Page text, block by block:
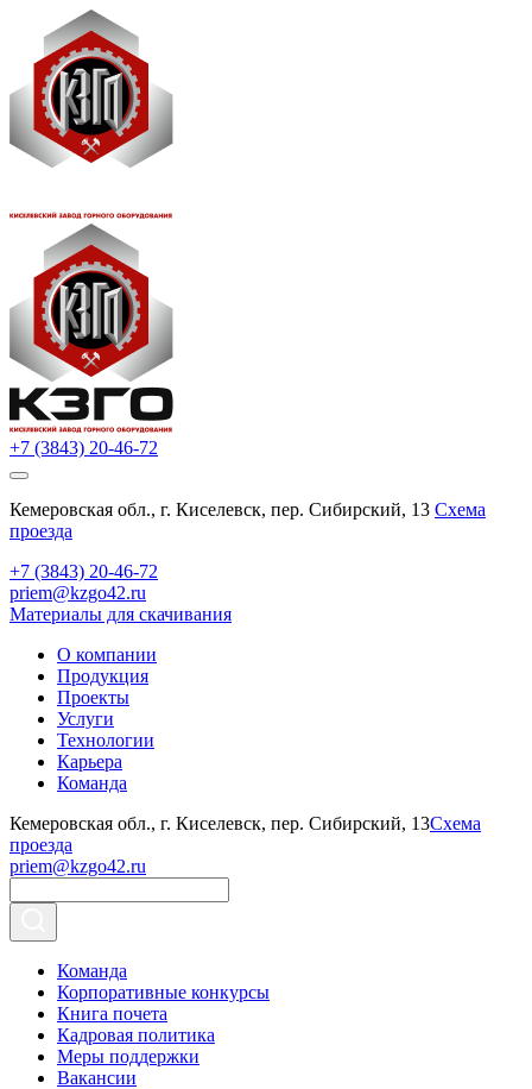
+7 (3843) 20-46-72
Кемеровская обл., г. Киселевск, пер. Сибирский, 13 Схема
проезда
+7 (3843) 20-46-72
priem@kzgo42.ru
Материалы для скачивания
О компании
Продукция
Проекты
Услуги
Технологии
Карьера
Команда
Кемеровская обл., г. Киселевск, пер. Сибирский, 13Схема
проезда
priem@kzgo42.ru
Команда
Корпоративные конкурсы
Книга почета
Кадровая политика
Меры поддержки
Вакансии